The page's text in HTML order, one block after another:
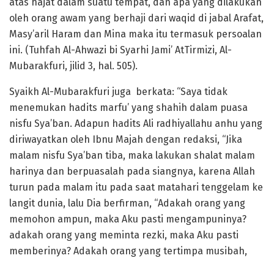
atas hajat dalam suatu tempat, dan apa yang dilakukan
oleh orang awam yang berhaji dari waqid di jabal Arafat,
Masy’aril Haram dan Mina maka itu termasuk persoalan
ini. (Tuhfah Al-Ahwazi bi Syarhi Jami’ AtTirmizi, Al-
Mubarakfuri, jilid 3, hal. 505).
Syaikh Al-Mubarakfuri juga berkata: “Saya tidak
menemukan hadits marfu’ yang shahih dalam puasa
nisfu Sya’ban. Adapun hadits Ali radhiyallahu anhu yang
diriwayatkan oleh Ibnu Majah dengan redaksi, “Jika
malam nisfu Sya’ban tiba, maka lakukan shalat malam
harinya dan berpuasalah pada siangnya, karena Allah
turun pada malam itu pada saat matahari tenggelam ke
langit dunia, lalu Dia berfirman, “Adakah orang yang
memohon ampun, maka Aku pasti mengampuninya?
adakah orang yang meminta rezki, maka Aku pasti
memberinya? Adakah orang yang tertimpa musibah,